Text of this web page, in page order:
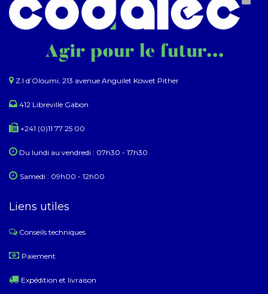
Z.I d’Oloumi, 213 avenue Anguilet Kowet Pither​
412 Libreville Gabon
+241 (0)11 77 25 00
Du lundi au ​​vendredi : 07h30 - 17h30
Samedi : 09h00 - 12h00
Liens utiles
Conseils techniques
​ Paiement
Expédition et livraison